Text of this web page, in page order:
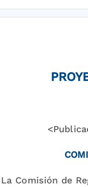
La Comisión de